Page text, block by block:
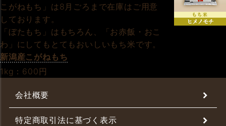
こがねもち」は8月ごろまで在庫はご用意
しております。
「ぼたもち」はもちろん、「お赤飯・おこ
わ」にしてもとてもおいしいもち米です。
新潟産こがねもち
1kg：600円
会社概要
特定商取引法に基づく表示